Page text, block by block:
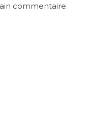
commentaire.